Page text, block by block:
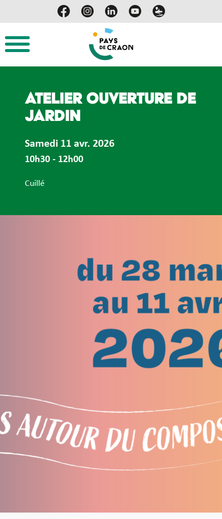
Atelier ouverture de
jardin
Samedi 11 avr. 2026
10h30 - 12h00
Cuillé